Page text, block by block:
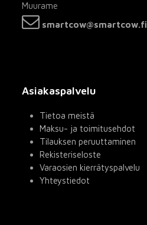
Muurame
smartcow@smartcow.fi
Asiakaspalvelu
Tietoa meistä
Maksu- ja toimitusehdot
Tilauksen peruuttaminen
Rekisteriseloste
Varaosien kierrätyspalvelu
Yhteystiedot